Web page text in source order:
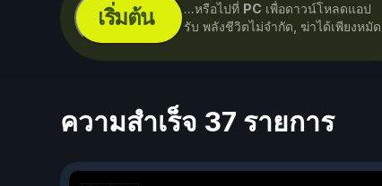
เริ่มต้น ...หรือไปที่ PC เพื่อดาวน์โหลดแอป
รับ พลังชีวิตไม่จำกัด, ฆ่าได้เพียงหมัด
ความสำเร็จ 37 รายการ